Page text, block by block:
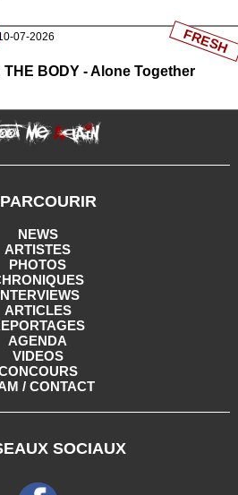
07-2026
THE BODY - Alone Together
FRESH
NEWS
ARTISTES
PHOTOS
ARTICLES
AGENDA
VIDEOS
/ CONTACT
SOCIAUX